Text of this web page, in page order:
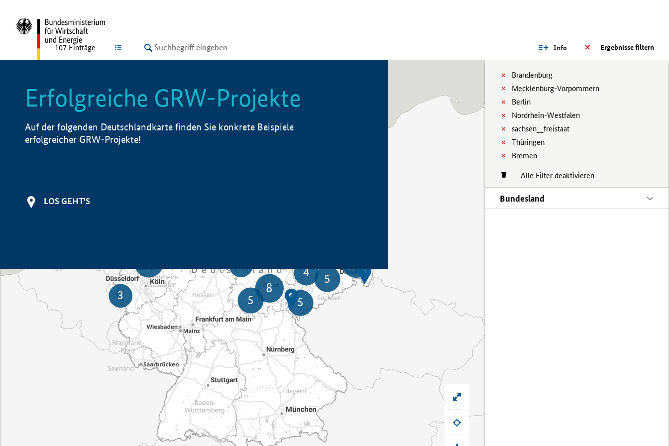
LISTE Ergebnisse filtern
Info
Brandenburg
Mecklenburg-Vorpommern
Berlin
Nordrhein-Westfalen
sachsen__freistaat
Thüringen
Bremen
Alle Filter deaktivieren
Bundesland
107 Einträge
Erfolgreiche GRW-Projekte
Auf der folgenden Deutschlandkarte finden Sie konkrete Beispiele
erfolgreicher GRW-Projekte!
LOS GEHT'S